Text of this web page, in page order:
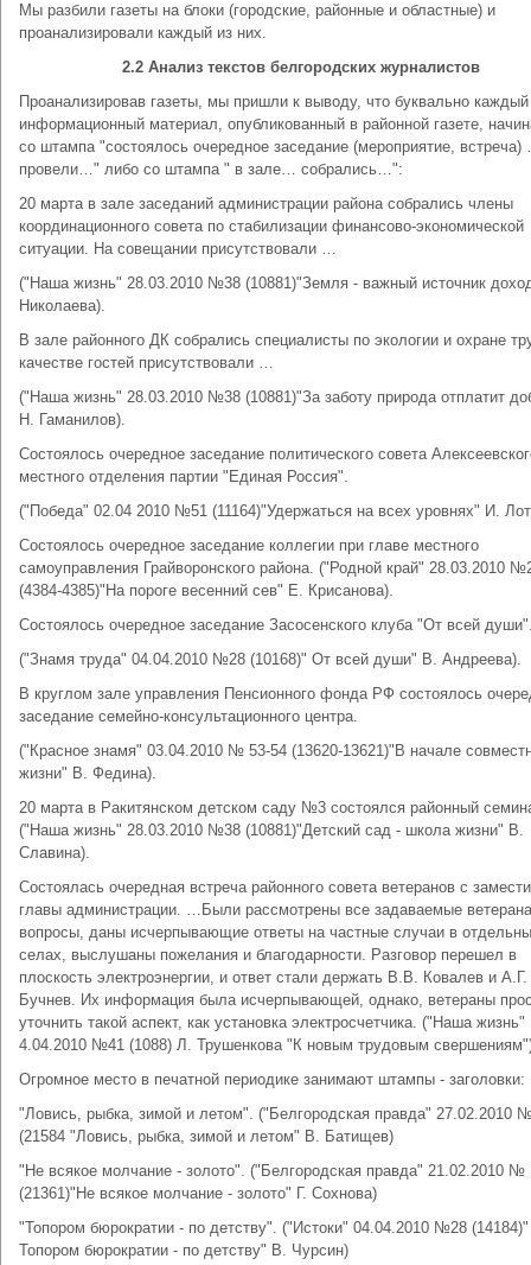
Мы разбили газеты на блоки (городские, районные и областные) и
проанализировали каждый из них.
2.2 Анализ текстов белгородских журналистов
Проанализировав газеты, мы пришли к выводу, что буквально каждый
информационный материал, опубликованный в районной газете,
со штампа "состоялось очередное заседание (мероприятие, встреча)
провели…" либо со штампа " в зале… собрались…":
20 марта в зале заседаний администрации района собрались члены
координационного совета по стабилизации финансово-экономической
ситуации. На совещании присутствовали …
("Наша жизнь" 28.03.2010 №38 (10881)"Земля - важный источник
Николаева).
В зале районного ДК собрались специалисты по экологии и охране
качестве гостей присутствовали …
("Наша жизнь" 28.03.2010 №38 (10881)"За заботу природа отплатит
Н. Гаманилов).
Состоялось очередное заседание политического совета
местного отделения партии "Единая Россия".
("Победа" 02.04 2010 №51 (11164)"Удержаться на всех уровнях" И.
Состоялось очередное заседание коллегии при главе местного
самоуправления Грайворонского района. ("Родной край" 28.03.2010
(4384-4385)"На пороге весенний сев" Е. Крисанова).
Состоялось очередное заседание Засосенского клуба "От всей
("Знамя труда" 04.04.2010 №28 (10168)" От всей души" В. Андреева).
В круглом зале управления Пенсионного фонда РФ состоялось
заседание семейно-консультационного центра.
("Красное знамя" 03.04.2010 № 53-54 (13620-13621)"В начале
жизни" В. Федина).
20 марта в Ракитянском детском саду №3 состоялся районный
("Наша жизнь" 28.03.2010 №38 (10881)"Детский сад - школа жизни" В.
Славина).
Состоялась очередная встреча районного совета ветеранов с
главы администрации. …Были рассмотрены все задаваемые
вопросы, даны исчерпывающие ответы на частные случаи в
селах, выслушаны пожелания и благодарности. Разговор перешел в
плоскость электроэнергии, и ответ стали держать В.В. Ковалев и А.Г.
Бучнев. Их информация была исчерпывающей, однако, ветераны
уточнить такой аспект, как установка электросчетчика. ("Наша жизнь"
4.04.2010 №41 (1088) Л. Трушенкова "К новым трудовым
Огромное место в печатной периодике занимают штампы - заголовки:
"Ловись, рыбка, зимой и летом". ("Белгородская правда" 27.02.2010
(21584 "Ловись, рыбка, зимой и летом" В. Батищев)
"Не всякое молчание - золото". ("Белгородская правда" 21.02.2010 №
(21361)"Не всякое молчание - золото" Г. Сохнова)
"Топором бюрократии - по детству". ("Истоки" 04.04.2010 №28 (14184)"
Топором бюрократии - по детству" В. Чурсин)